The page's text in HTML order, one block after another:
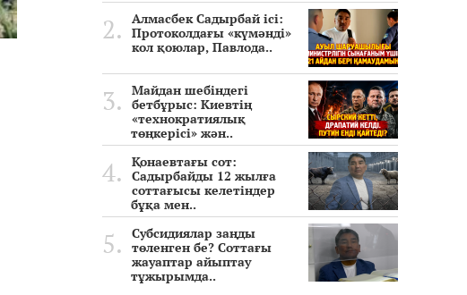
Алмасбек Садырбай ісі:
Протоколдағы «күмәнді»
кол қоюлар, Павлода..
Майдан шебіндегі
бетбұрыс: Киевтің
«технократиялық
төңкерісі» жән..
Қонаевтағы сот:
Садырбайды 12 жылға
соттағысы келетіндер
бұқа мен..
Субсидиялар заңды
төленген бе? Соттағы
жауаптар айыптау
тұжырымда..